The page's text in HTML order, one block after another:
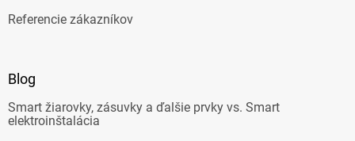
Referencie zákazníkov
Blog
Smart žiarovky, zásuvky a ďalšie prvky vs. Smart
elektroinštalácia